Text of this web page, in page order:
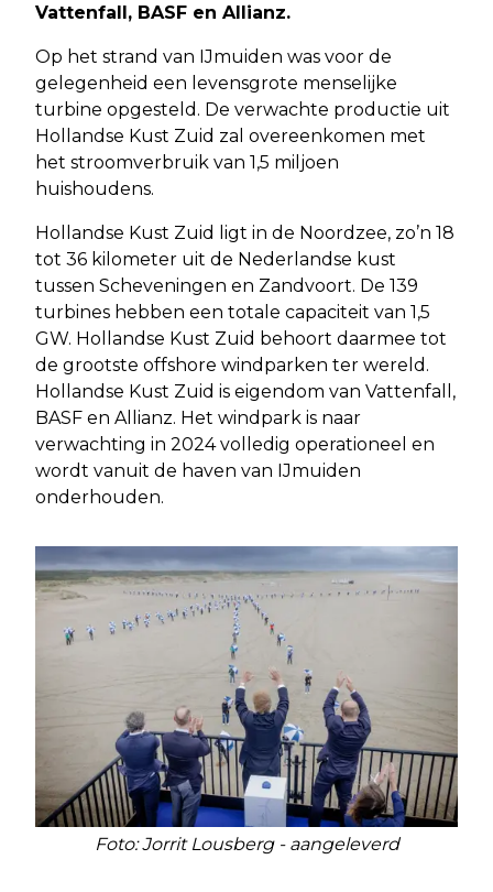
Vattenfall, BASF en Allianz.
Op het strand van IJmuiden was voor de
gelegenheid een levensgrote menselijke
turbine opgesteld. De verwachte productie uit
Hollandse Kust Zuid zal overeenkomen met
het stroomverbruik van 1,5 miljoen
huishoudens.
Hollandse Kust Zuid ligt in de Noordzee, zo’n 18
tot 36 kilometer uit de Nederlandse kust
tussen Scheveningen en Zandvoort. De 139
turbines hebben een totale capaciteit van 1,5
GW. Hollandse Kust Zuid behoort daarmee tot
de grootste offshore windparken ter wereld.
Hollandse Kust Zuid is eigendom van Vattenfall,
BASF en Allianz. Het windpark is naar
verwachting in 2024 volledig operationeel en
wordt vanuit de haven van IJmuiden
onderhouden.
Foto: Jorrit Lousberg - aangeleverd